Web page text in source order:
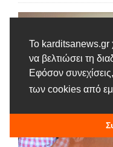
Το karditsanews.gr
να βελτιώσει τη
Εφόσον
των cookies από